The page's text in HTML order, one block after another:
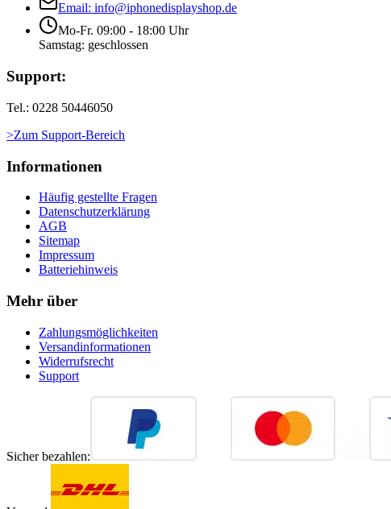
Email: info@iphonedisplayshop.de
Mo-Fr. 09:00 - 18:00 Uhr
Samstag: geschlossen
Support:
Tel.: 0228 50446050
>Zum Support-Bereich
Informationen
Häufig gestellte Fragen
Datenschutzerklärung
AGB
Sitemap
Impressum
Batteriehinweis
Mehr über
Zahlungsmöglichkeiten
Versandinformationen
Widerrufsrecht
Support
Sicher bezahlen: